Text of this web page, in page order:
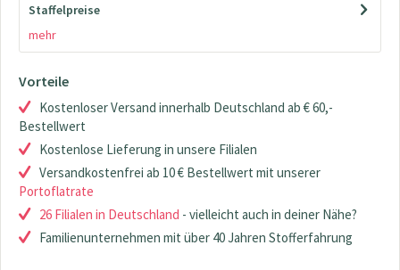
Staffelpreise
mehr
Vorteile
Kostenloser Versand innerhalb Deutschland ab € 60,-
Bestellwert
Kostenlose Lieferung in unsere Filialen
Versandkostenfrei ab 10 € Bestellwert mit unserer
Portoflatrate
26 Filialen in Deutschland - vielleicht auch in deiner Nähe?
Familienunternehmen mit über 40 Jahren Stofferfahrung